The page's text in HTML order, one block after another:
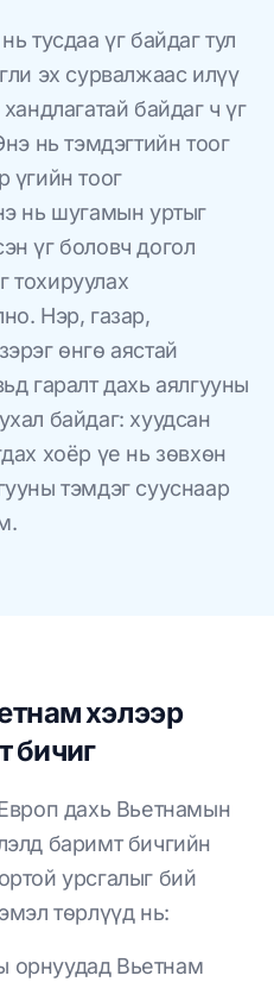
тусдаа үг байдаг тул
эх сурвалжаас илүү
байдаг ч үг
нь тэмдэгтийн тоог
үгийн тоог
нь шугамын уртыг
үг боловч догол
тохируулах
Нэр, газар,
өнгө аястай
гаралт дахь аялгууны
байдаг: хуудсан
хоёр үе нь зөвхөн
тэмдэг сууснаар
хэлээр
бичиг
дахь Вьетнамын
баримт бичгийн
урсгалыг бий
төрлүүд нь:
орнуудад Вьетнам